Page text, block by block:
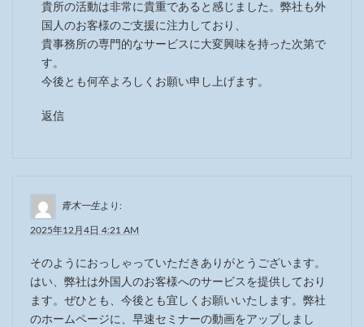
貴所の活動は非常に貴重であると感じました。弊社も外
国人のお客様のご支援に注力しており、
貴事務所の専門的なサービスに大変興味を持った次第で
す。
今後とも何卒よろしくお願い申し上げます。
返信
青木一生より:
2025年12月4日 4:21 AM
そのようにおっしゃっていただきありがとうございます。
はい、弊社は外国人のお客様へのサービスを提供しており
ます。ぜひとも、今後とも宜しくお願いいたします。弊社
のホームページに、早速セミナーの動画をアップしまし